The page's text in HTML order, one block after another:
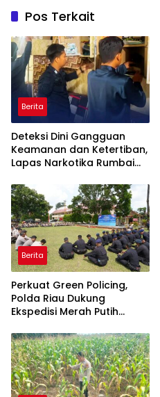
Pos Terkait
Berita
Deteksi Dini Gangguan
Keamanan dan Ketertiban,
Lapas Narkotika Rumbai
Hunian
Berita
Perkuat Green Policing,
Polda Riau Dukung
Ekspedisi Merah Putih
Penanaman Mangrove